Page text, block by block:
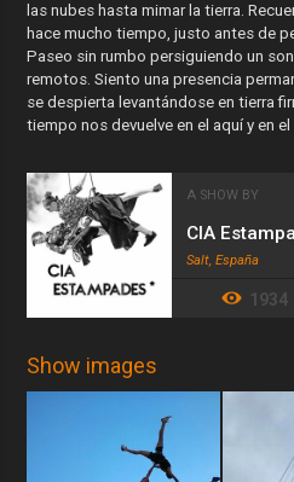
las nubes hasta mimar la tierra.
hace mucho tiempo, justo antes de
Paseo sin rumbo persiguiendo un
remotos. Siento una presencia
se despierta levantándose en tierra
tiempo nos devuelve en el aquí y en el
A SHOW BY
CIA
Salt, España
1934
Show images